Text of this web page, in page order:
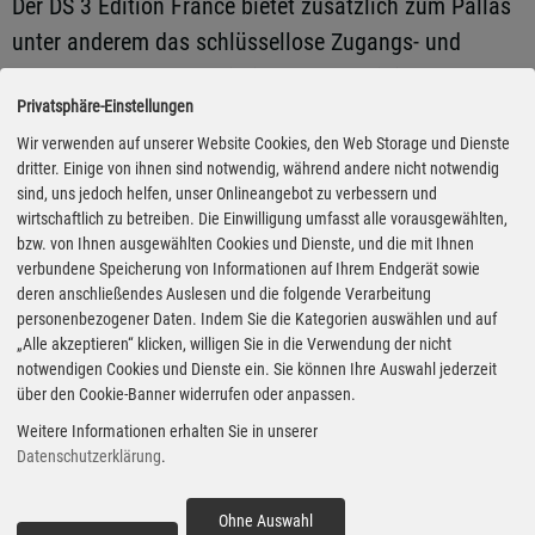
Der DS 3 Édition France bietet zusätzlich zum Pallas
unter anderem das schlüssellose Zugangs- und
Motorstartsystem Proximity Keyless, Digitalkameras
vorne und hinten, den Totwinkel-Assistenten sowie
Parksensoren vorne und hinten ergänzt.
Verkleidungen im Innenraum sind in schwarzem
Alcantara ausgeführt, kontrastiert durch einen hellen
Dachhimmel. Die Vordersitze sind beheizbar. Als
Antriebe stehen der Hybrid 136 und der
vollelektrische E-Tense zur Wahl. Los geht es bei
33.190 Euro.
Der DS 4 Édition France wird zu Preisen ab 38.940
Euro angeboten. Er zeichnet sich unter anderem
durch 19-Zoll-Leichtmetallfelgen und elektrisch
Privatsphäre-Einstellungen
Wir verwenden auf unserer Website Cookies, den Web Storage und Dienste
dritter. Einige von ihnen sind notwendig, während andere nicht notwendig
sind, uns jedoch helfen, unser Onlineangebot zu verbessern und
wirtschaftlich zu betreiben. Die Einwilligung umfasst alle vorausgewählten,
bzw. von Ihnen ausgewählten Cookies und Dienste, und die mit Ihnen
verbundene Speicherung von Informationen auf Ihrem Endgerät sowie
deren anschließendes Auslesen und die folgende Verarbeitung
personenbezogener Daten. Indem Sie die Kategorien auswählen und auf
„Alle akzeptieren“ klicken, willigen Sie in die Verwendung der nicht
notwendigen Cookies und Dienste ein. Sie können Ihre Auswahl jederzeit
über den Cookie-Banner widerrufen oder anpassen.
Weitere Informationen erhalten Sie in unserer
Datenschutzerklärung.
Ohne Auswahl